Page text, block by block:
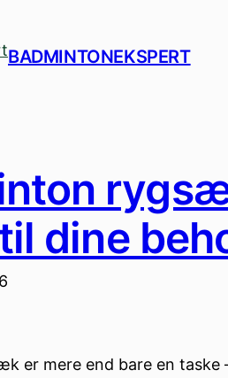
BADMINTONEKSPERT
dine
er mere end bare en